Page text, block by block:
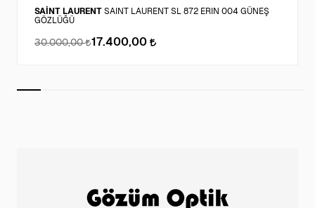
SAİNT LAURENT SAINT LAURENT SL 872 ERIN 004 GÜNEŞ
GÖZLÜĞÜ
30.000,00 17.400,00